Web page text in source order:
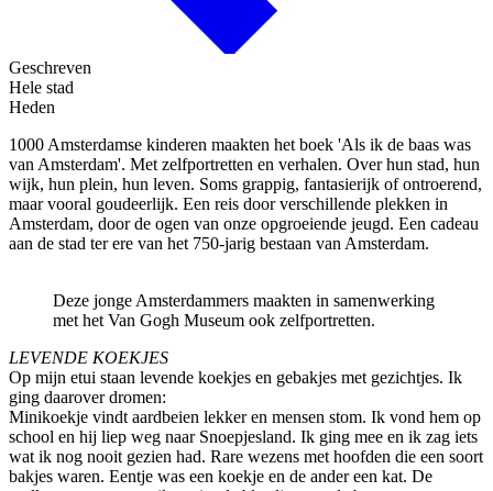
Geschreven
Hele stad
Heden
1000 Amsterdamse kinderen maakten het boek 'Als ik de baas was
van Amsterdam'. Met zelfportretten en verhalen. Over hun stad, hun
wijk, hun plein, hun leven. Soms grappig, fantasierijk of ontroerend,
maar vooral goudeerlijk. Een reis door verschillende plekken in
Amsterdam, door de ogen van onze opgroeiende jeugd. Een cadeau
aan de stad ter ere van het 750-jarig bestaan van Amsterdam.
Deze jonge Amsterdammers maakten in samenwerking
met het Van Gogh Museum ook zelfportretten.
LEVENDE KOEKJES
Op mijn etui staan levende koekjes en gebakjes met gezichtjes. Ik
ging daarover dromen:
Minikoekje vindt aardbeien lekker en mensen stom. Ik vond hem op
school en hij liep weg naar Snoepjesland. Ik ging mee en ik zag iets
wat ik nog nooit gezien had. Rare wezens met hoofden die een soort
bakjes waren. Eentje was een koekje en de ander een kat. De